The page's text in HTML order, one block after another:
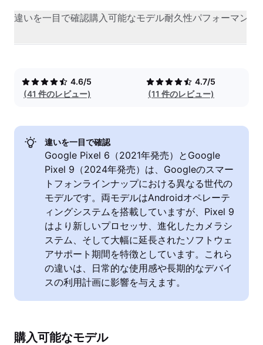
違いを一目で確認購入可能なモデル耐久性パフォーマンス
4.6/5
(41 件のレビュー)
4.7/5
(11 件のレビュー)
違いを一目で確認
Google Pixel 6（2021年発売）とGoogle
Pixel 9（2024年発売）は、Googleのスマー
トフォンラインナップにおける異なる世代の
モデルです。両モデルはAndroidオペレーテ
ィングシステムを搭載していますが、Pixel 9
はより新しいプロセッサ、進化したカメラシ
ステム、そして大幅に延長されたソフトウェ
アサポート期間を特徴としています。これら
の違いは、日常的な使用感や長期的なデバイ
スの利用計画に影響を与えます。
購入可能なモデル